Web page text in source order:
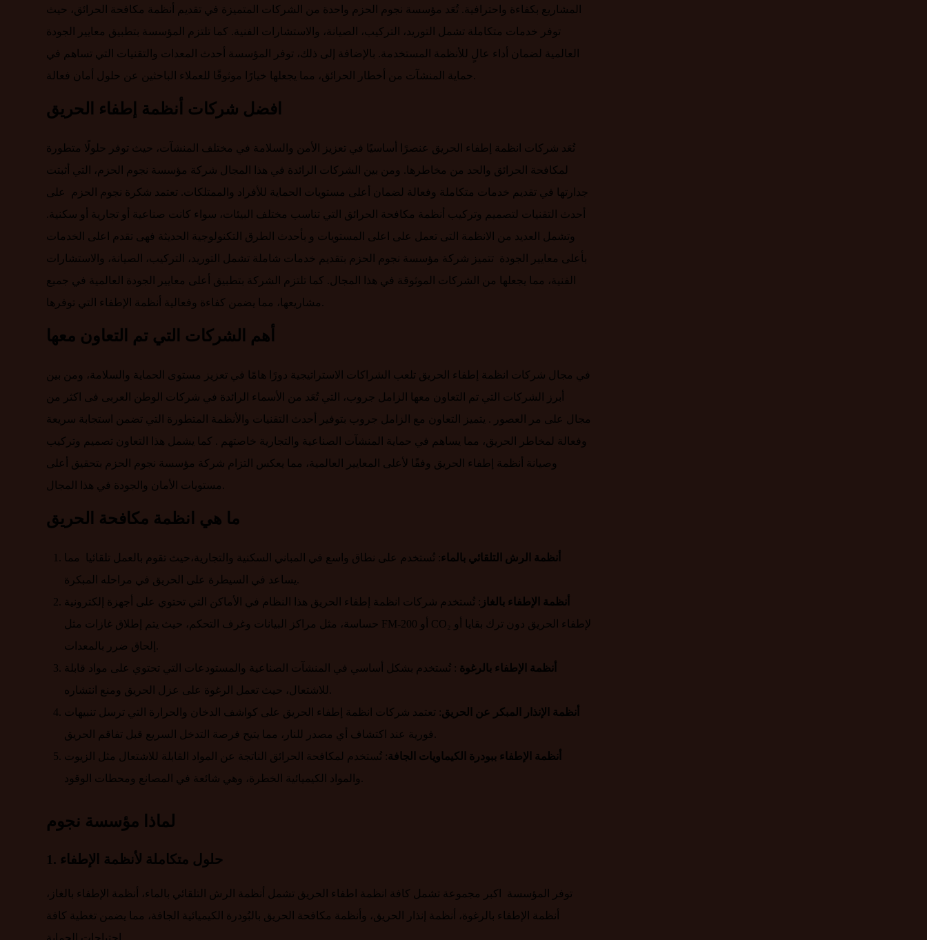
المشاريع بكفاءة واحترافية. تُعَد مؤسسة نجوم الحزم واحدة من الشركات المتميزة في تقديم أنظمة مكافحة الحرائق، حيث
توفر خدمات متكاملة تشمل التوريد، التركيب، الصيانة، والاستشارات الفنية. كما تلتزم المؤسسة بتطبيق معايير الجودة
العالمية لضمان أداء عالٍ للأنظمة المستخدمة. بالإضافة إلى ذلك، توفر المؤسسة أحدث المعدات والتقنيات التي تساهم في
حماية المنشآت من أخطار الحرائق، مما يجعلها خيارًا موثوقًا للعملاء الباحثين عن حلول أمان فعالة.
افضل شركات أنظمة إطفاء الحريق
تُعَد شركات انظمة إطفاء الحريق عنصرًا أساسيًا في تعزيز الأمن والسلامة في مختلف المنشآت، حيث توفر حلولًا متطورة
لمكافحة الحرائق والحد من مخاطرها. ومن بين الشركات الرائدة في هذا المجال شركة مؤسسة نجوم الحزم، التي أثبتت
جدارتها في تقديم خدمات متكاملة وفعالة لضمان أعلى مستويات الحماية للأفراد والممتلكات. تعتمد شكرة نجوم الحزم على
أحدث التقنيات لتصميم وتركيب أنظمة مكافحة الحرائق التي تناسب مختلف البيئات، سواء كانت صناعية أو تجارية أو سكنية.
وتشمل العديد من الانظمة التى تعمل على اعلى المستويات و بأحدث الطرق التكنولوجية الحديثة فهى تقدم اعلى الخدمات
بأعلى معايير الجودة تتميز شركة مؤسسة نجوم الحزم بتقديم خدمات شاملة تشمل التوريد، التركيب، الصيانة، والاستشارات
الفنية، مما يجعلها من الشركات الموثوقة في هذا المجال. كما تلتزم الشركة بتطبيق أعلى معايير الجودة العالمية في جميع
مشاريعها، مما يضمن كفاءة وفعالية أنظمة الإطفاء التي توفرها.
في مجال شركات انظمة إطفاء الحريق تلعب الشراكات الاستراتيجية دورًا هامًا في تعزيز مستوى الحماية والسلامة، ومن بين
أبرز الشركات التي تم التعاون معها الزامل جروب، التي تُعَد من الأسماء الرائدة في شركات الوطن العربى فى اكثر من
مجال على مر العصور . يتميز التعاون مع الزامل جروب بتوفير أحدث التقنيات والأنظمة المتطورة التي تضمن استجابة سريعة
وفعالة لمخاطر الحريق، مما يساهم في حماية المنشآت الصناعية والتجارية خاصتهم . كما يشمل هذا التعاون تصميم وتركيب
وصيانة أنظمة إطفاء الحريق وفقًا لأعلى المعايير العالمية، مما يعكس التزام شركة مؤسسة نجوم الحزم بتحقيق أعلى
مستويات الأمان والجودة في هذا المجال.
أنظمة الرش التلقائي بالماء: تُستخدم على نطاق واسع في المباني السكنية والتجارية،حيث تقوم بالعمل تلقائيا مما
يساعد في السيطرة على الحريق في مراحله المبكرة.
أنظمة الإطفاء بالغاز : تُستخدم شركات انظمة إطفاء الحريق هذا النظام في الأماكن التي تحتوي على أجهزة إلكترونية
حساسة، مثل مراكز البيانات وغرف التحكم، حيث يتم إطلاق غازات مثل FM-200 أو CO₂ لإطفاء الحريق دون ترك بقايا أو
إلحاق ضرر بالمعدات.
أنظمة الإطفاء بالرغوة : تُستخدم بشكل أساسي في المنشآت الصناعية والمستودعات التي تحتوي على مواد قابلة
للاشتعال، حيث تعمل الرغوة على عزل الحريق ومنع انتشاره.
أنظمة الإنذار المبكر عن الحريق: تعتمد شركات انظمة إطفاء الحريق على كواشف الدخان والحرارة التي ترسل تنبيهات
فورية عند اكتشاف أي مصدر للنار، مما يتيح فرصة التدخل السريع قبل تفاقم الحريق.
أنظمة الإطفاء ببودرة الكيماويات الجافة: تُستخدم لمكافحة الحرائق الناتجة عن المواد القابلة للاشتعال مثل الزيوت
والمواد الكيميائية الخطرة، وهي شائعة في المصانع ومحطات الوقود.
1. حلول متكاملة لأنظمة الإطفاء
توفر المؤسسة اكبر مجموعة تشمل كافة انظمة اطفاء الحريق تشمل أنظمة الرش التلقائي بالماء، أنظمة الإطفاء بالغاز،
أنظمة الإطفاء بالرغوة، أنظمة إنذار الحريق، وأنظمة مكافحة الحريق بالبُودرة الكيميائية الجافة، مما يضمن تغطية كافة